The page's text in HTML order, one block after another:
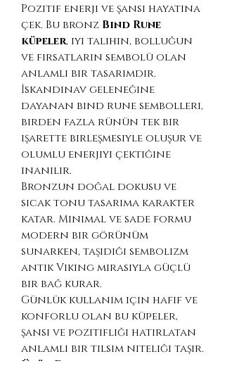
Pozitif enerji ve şansı hayatına
çek. Bu bronz Bind Rune
küpeler, iyi talihin, bolluğun
ve fırsatların sembolü olan
anlamlı bir tasarımdır.
İskandinav geleneğine
dayanan bind rune sembolleri,
birden fazla rünün tek bir
işarette birleşmesiyle oluşur ve
olumlu enerjiyi çektiğine
inanılır.
Bronzun doğal dokusu ve
sıcak tonu tasarıma karakter
katar. Minimal ve sade formu
modern bir görünüm
sunarken, taşıdığı sembolizm
antik Viking mirasıyla güçlü
bir bağ kurar.
Günlük kullanım için hafif ve
konforlu olan bu küpeler,
şansı ve pozitifliği hatırlatan
anlamlı bir tılsım niteliği taşır.
Ürün Detayları